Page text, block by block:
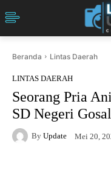
Beranda Lintas Daerah
LINTAS DAERAH
Seorang Pria
SD Negeri
By Update Mei 20,